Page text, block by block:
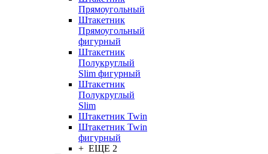
Прямоугольный
Штакетник
Прямоугольный
фигурный
Штакетник
Полукруглый
Slim фигурный
Штакетник
Полукруглый
Slim
Штакетник Twin
Штакетник Twin
фигурный
+ ЕЩЕ 2